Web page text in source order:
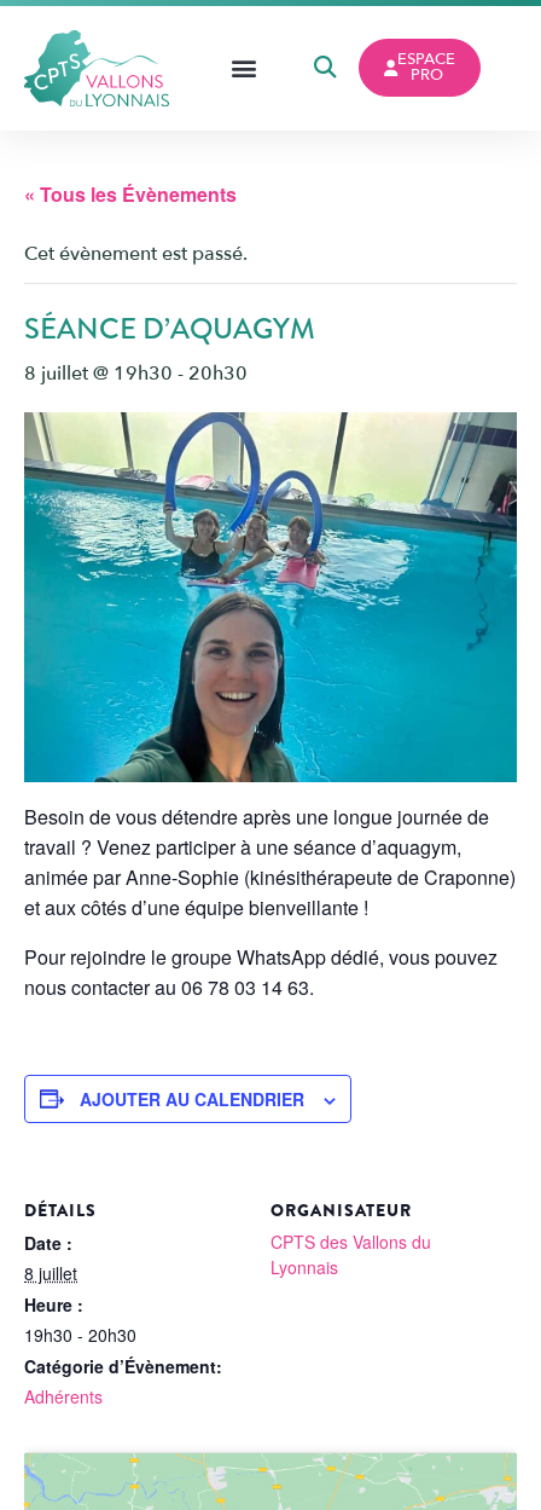
ESPACE
PRO
« Tous les Évènements
Cet évènement est passé.
SÉANCE D’AQUAGYM
8 juillet @ 19h30 - 20h30
Besoin de vous détendre après une longue journée de
travail ? Venez participer à une séance d’aquagym,
animée par Anne-Sophie (kinésithérapeute de Craponne)
et aux côtés d’une équipe bienveillante !
Pour rejoindre le groupe WhatsApp dédié, vous pouvez
nous contacter au 06 78 03 14 63.
AJOUTER AU CALENDRIER
DÉTAILS
Date :
8 juillet
Heure :
19h30 - 20h30
Catégorie d’Évènement:
Adhérents
ORGANISATEUR
CPTS des Vallons du
Lyonnais